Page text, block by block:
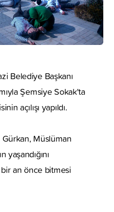
Belediye Başkanı
Şemsiye Sokak'ta
açılışı yapıldı.
Gürkan, Müslüman
yaşandığını
an önce bitmesi